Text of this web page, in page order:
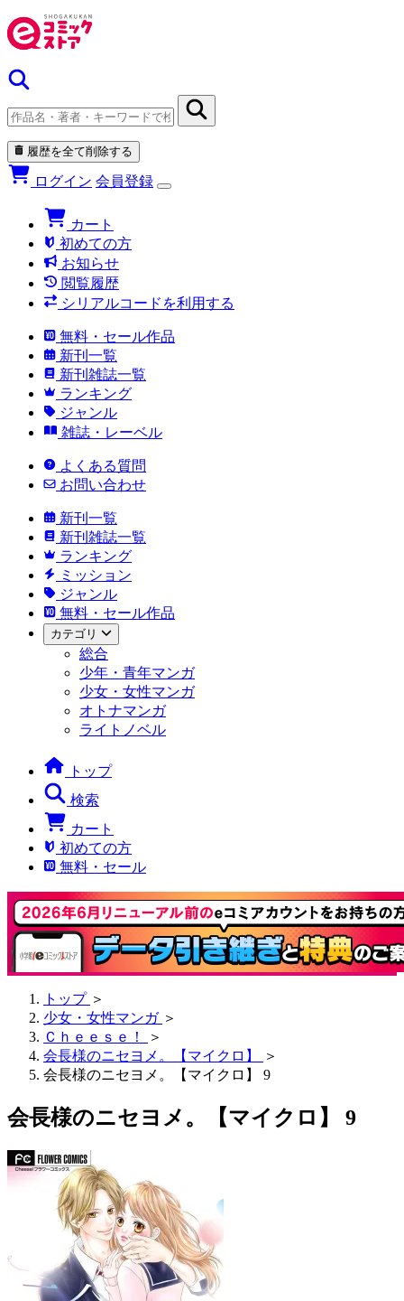
履歴を全て削除する
ログイン 会員登録
カート
初めての方
お知らせ
閲覧履歴
シリアルコードを利用する
無料・セール作品
新刊一覧
新刊雑誌一覧
ランキング
ジャンル
雑誌・レーベル
よくある質問
お問い合わせ
新刊一覧
新刊雑誌一覧
ランキング
ミッション
ジャンル
無料・セール作品
カテゴリ
総合
少年・青年マンガ
少女・女性マンガ
オトナマンガ
ライトノベル
トップ
検索
カート
初めての方
無料・セール
トップ ＞
少女・女性マンガ ＞
Ｃｈｅｅｓｅ！
＞
会長様のニセヨメ。【マイクロ】
＞
会長様のニセヨメ。【マイクロ】 9
会長様のニセヨメ。【マイクロ】 9